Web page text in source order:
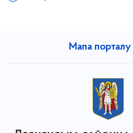
Мапа порталу